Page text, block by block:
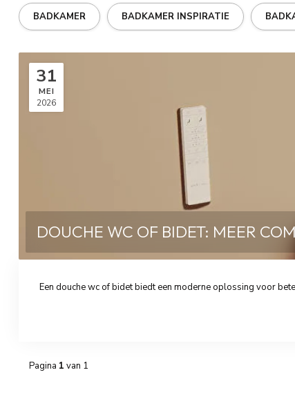
BADKAMER BADKAMER INSPIRATIE
31
MEI
2026
DOUCHE WC OF BIDET: MEER
Een douche wc of bidet biedt een moderne oplossing voor
Pagina 1 van 1